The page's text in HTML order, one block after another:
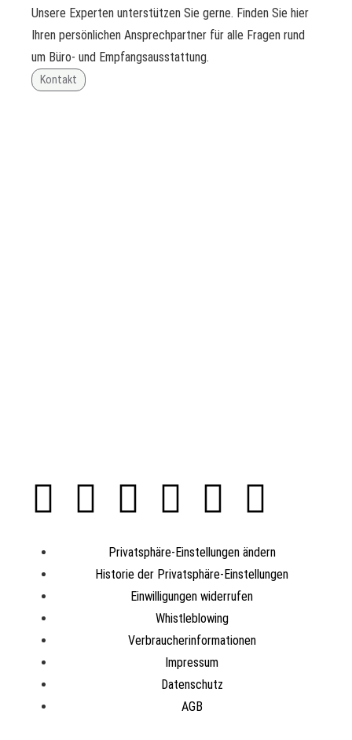
Unsere Experten unterstützen Sie gerne. Finden Sie hier
Ihren persönlichen Ansprechpartner für alle Fragen rund
um Büro- und Empfangsausstattung.
Kontakt
Privatsphäre-Einstellungen ändern
Historie der Privatsphäre-Einstellungen
Einwilligungen widerrufen
Whistleblowing
Verbraucherinformationen
Impressum
Datenschutz
AGB